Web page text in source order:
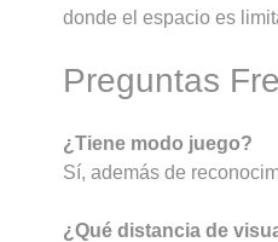
donde el espacio es
Preguntas
¿Tiene modo juego?
Sí, además de
¿Qué distancia de